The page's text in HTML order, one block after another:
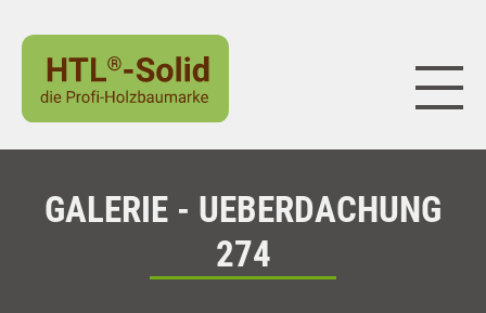
GALERIE - UEBERDACHUNG
274